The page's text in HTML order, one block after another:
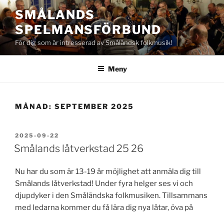
Hoppa
till
innehåll
SMÅLANDS
SPELMANSFÖRBUND
För dig som är intresserad av Småländsk folkmusik!
Meny
MÅNAD: SEPTEMBER 2025
PUBLICERAT
2025-09-22
Smålands låtverkstad 25 26
Nu har du som är 13-19 år möjlighet att anmäla dig till
Smålands låtverkstad! Under fyra helger ses vi och
djupdyker i den Småländska folkmusiken. Tillsammans
med ledarna kommer du få lära dig nya låtar, öva på